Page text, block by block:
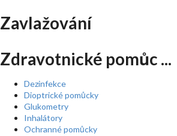
Zavlažování
Zdravotnické pomůc ...
Dezinfekce
Dioptrické pomůcky
Glukometry
Inhalátory
Ochranné pomůcky